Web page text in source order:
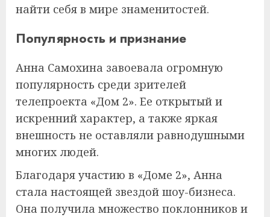
найти себя в мире знаменитостей.
Популярность и признание
Анна Самохина завоевала огромную
популярность среди зрителей
телепроекта «Дом 2». Ее открытый и
искренний характер, а также яркая
внешность не оставляли равнодушными
многих людей.
Благодаря участию в «Доме 2», Анна
стала настоящей звездой шоу-бизнеса.
Она получила множество поклонников и